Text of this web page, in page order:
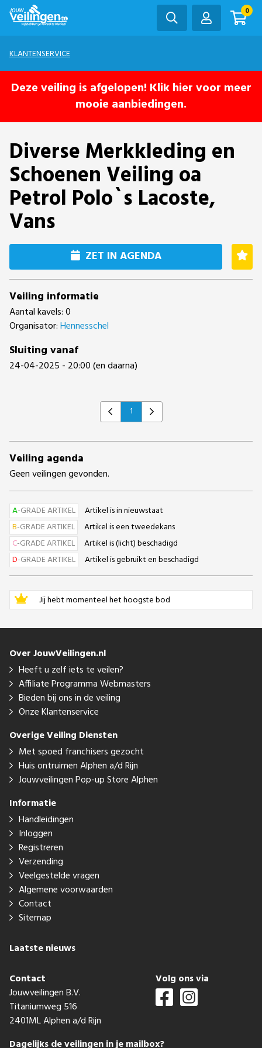
0
KLANTENSERVICE
Deze veiling is afgelopen! Klik hier voor meer
mooie aanbiedingen.
Diverse Merkkleding en
Schoenen Veiling oa
Petrol Polo`s Lacoste,
Vans
ZET IN AGENDA
Veiling informatie
Aantal kavels: 0
Organisator:Hennesschel
Sluiting vanaf
24-04-2025 - 20:00 (en daarna)
Previous
1 Next
Veiling agenda
Geen veilingen gevonden.
A-GRADE ARTIKEL
Artikel is in nieuwstaat
B-GRADE ARTIKEL
Artikel is een tweedekans
C-GRADE ARTIKEL
Artikel is (licht) beschadigd
D-GRADE ARTIKEL Artikel is gebruikt en beschadigd
Jij hebt momenteel het hoogste bod
Over JouwVeilingen.nl
Heeft u zelf iets te veilen?
Affiliate Programma Webmasters
Bieden bij ons in de veiling
Onze Klantenservice
Overige Veiling Diensten
Met spoed franchisers gezocht
Huis ontruimen Alphen a/d Rijn
Jouwveilingen Pop-up Store Alphen
Informatie
Handleidingen
Inloggen
Registreren
Verzending
Veelgestelde vragen
Algemene voorwaarden
Contact
Sitemap
Laatste nieuws
Contact
Jouwveilingen B.V.
Titaniumweg 516
2401ML Alphen a/d Rijn
Volg ons via
Dagelijks de veilingen in je mailbox?